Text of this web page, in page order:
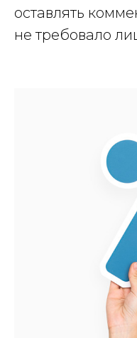
оставлять
не требовало